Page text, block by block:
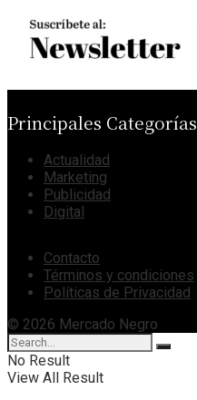
Principales Categorías
Actualidad
Marketing
Publicidad
Digital
Contacto
Términos y condiciones
Políticas de Privacidad
© 2026 Mercado Negro
No Result
View All Result